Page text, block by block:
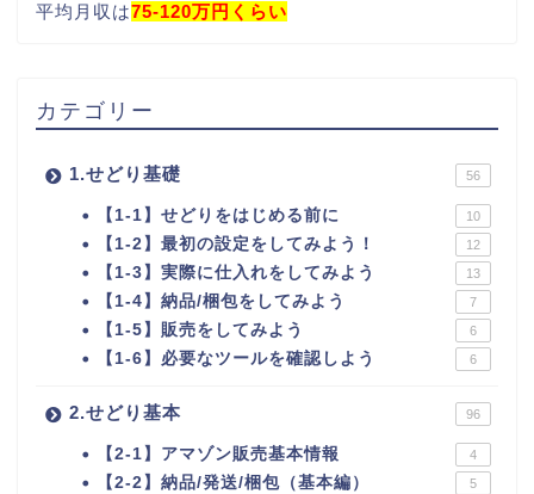
平均月収は75-120万円くらい
カテゴリー
1.せどり基礎 56
【1-1】せどりをはじめる前に 10
【1-2】最初の設定をしてみよう！ 12
【1-3】実際に仕入れをしてみよう 13
【1-4】納品/梱包をしてみよう 7
【1-5】販売をしてみよう 6
【1-6】必要なツールを確認しよう 6
2.せどり基本 96
【2-1】アマゾン販売基本情報 4
【2-2】納品/発送/梱包（基本編） 5